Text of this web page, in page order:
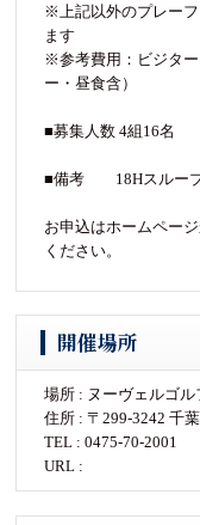
※上記以外のプレー
ます
※参考費用：ビジタ
ー・昼食含）
■募集人数 4組16名
■備考 18Hスループ
お申込はホームペー
ください。
開催場所
場所 : ヌーヴェルゴル
住所 : 〒299-3242 千
TEL : 0475-70-2001
URL :